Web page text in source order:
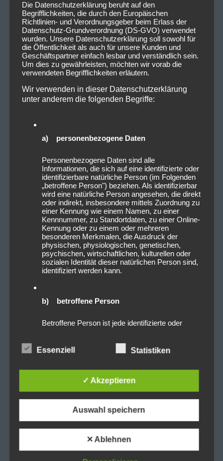
Die Datenschutzerklärung beruht auf den
Begrifflichkeiten, die durch den Europäischen
Richtlinien- und Verordnungsgeber beim Erlass der
Datenschutz-Grundverordnung (DS-GVO) verwendet
wurden. Unsere Datenschutzerklärung soll sowohl für
die Öffentlichkeit als auch für unsere Kunden und
Geschäftspartner einfach lesbar und verständlich sein.
Um dies zu gewährleisten, möchten wir vorab die
verwendeten Begrifflichkeiten erläutern.
Wir verwenden in dieser Datenschutzerklärung
unter anderem die folgenden Begriffe:
a) personenbezogene Daten
Personenbezogene Daten sind alle
Informationen, die sich auf eine identifizierte oder
identifizierbare natürliche Person (im Folgenden
„betroffene Person") beziehen. Als identifizierbar
wird eine natürliche Person angesehen, die direkt
oder indirekt, insbesondere mittels Zuordnung zu
einer Kennung wie einem Namen, zu einer
Kennnummer, zu Standortdaten, zu einer Online-
Kennung oder zu einem oder mehreren
besonderen Merkmalen, die Ausdruck der
physischen, physiologischen, genetischen,
psychischen, wirtschaftlichen, kulturellen oder
sozialen Identität dieser natürlichen Person sind,
identifiziert werden kann.
b) betroffene Person
Betroffene Person ist jede identifizierte oder
Verarbeitung Verantwortlichen verarbeitet
Verarbeitung ist jeder mit oder ohne Hilfe
Zusammenhang mit personenbezogenen Daten
wie das Erheben, das Erfassen, die
Organisation, das Ordnen, die Speicherung, die
Essenziell Statistiken
✓ Akzeptieren
Auswahl speichern
✕ Ablehnen